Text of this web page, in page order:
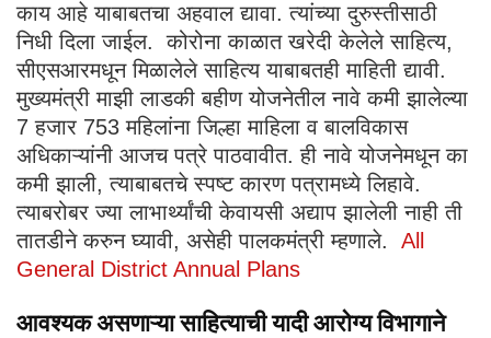
काय आहे याबाबतचा अहवाल द्यावा. त्यांच्या दुरुस्तीसाठी
निधी दिला जाईल. कोरोना काळात खरेदी केलेले साहित्य,
सीएसआरमधून मिळालेले साहित्य याबाबतही माहिती द्यावी.
मुख्यमंत्री माझी लाडकी बहीण योजनेतील नावे कमी झालेल्या
7 हजार 753 महिलांना जिल्हा माहिला व बालविकास
अधिकाऱ्यांनी आजच पत्रे पाठवावीत. ही नावे योजनेमधून का
कमी झाली, त्याबाबतचे स्पष्ट कारण पत्रामध्ये लिहावे.
त्याबरोबर ज्या लाभार्थ्यांची केवायसी अद्याप झालेली नाही ती
तातडीने करुन घ्यावी, असेही पालकमंत्री म्हणाले. All
General District Annual Plans
आवश्यक असणाऱ्या साहित्याची यादी आरोग्य विभागाने